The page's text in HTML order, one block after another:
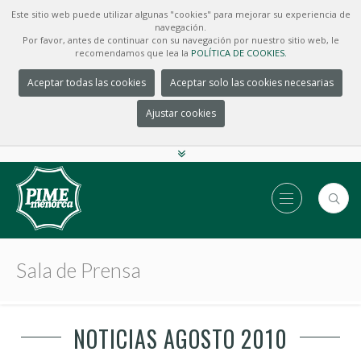
Este sitio web puede utilizar algunas "cookies" para mejorar su experiencia de
navegación.
Por favor, antes de continuar con su navegación por nuestro sitio web, le
recomendamos que lea la POLÍTICA DE COOKIES.
Aceptar todas las cookies Aceptar solo las cookies necesarias
Ajustar cookies
Sala de Prensa
NOTICIAS AGOSTO 2010